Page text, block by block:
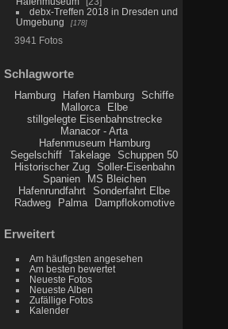
debx-Treffen 2018 in Dresden und
Umgebung
178
3941 Fotos
Schlagworte
Hamburg Hafen Hamburg
Schiffe
Mallorca
Elbe
stillgelegte Eisenbahnstrecke
Manacor - Arta
Hafenmuseum Hamburg
Segelschiff
Takelage
Schuppen 50
Historischer Zug
Soller-Eisenbahn
Spanien
MS Bleichen
Hafenrundfahrt
Sonderfahrt Elbe
Radweg
Palma Dampflokomotive
Erweitert
Am häufigsten angesehen
Am besten bewertet
Neueste Fotos
Neueste Alben
Zufällige Fotos
Kalender